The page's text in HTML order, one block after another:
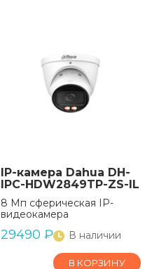
IP-камера Dahua DH-
IPC-HDW2849TP-ZS-IL
8 Мп сферическая IP-
видеокамера
29490 ₽ В наличии
В КОРЗИНУ